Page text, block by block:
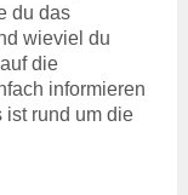
du das
wieviel du
die
informieren
ist rund um die